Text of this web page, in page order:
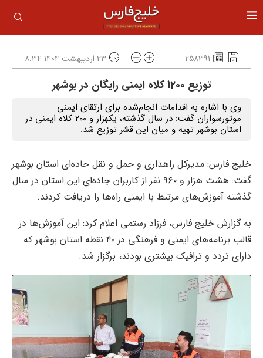
258391 ۲۳ اردیبهشت ۱۴۰۴ ۸:۳۴
توزیع 1200 کلاه ایمنی رایگان در بوشهر
وی با اشاره به اقدامات انجام‌شده برای ارتقای ایمنی
موتورسواران گفت: در سال گذشته، یکهزار و ۲۰۰ کلاه ایمنی در
استان بوشهر تهیه و میان این قشر توزیع شد.
خلیج فارس: مدیرکل راهداری و حمل و نقل جاده‌ای استان بوشهر
گفت: هشت هزار و ۹۶۰ نفر از کاربران جاده‌ای این استان در سال
گذشته آموزش‌های مرتبط با ایمنی راه‌ها را دریافت کردند.
به گزارش خلیج فارس، فرزاد رستمی اعلام کرد: این آموزش‌ها در
قالب برنامه‌های ایمنی و فرهنگی در ۴۰ نقطه استان بوشهر که
دارای تردد و ترافیک بیشتری بودند، برگزار شد.